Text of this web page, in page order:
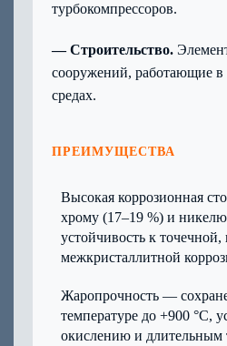
турбокомпрессоров.
— Строительство.
сооружений, работающие в
средах.
ПРЕИМУЩЕСТВА
Высокая коррозионная
хрому (17–19 %) и
устойчивость к
межкристаллитной
Жаропрочность —
температуре до +900 °C,
окислению и длительным